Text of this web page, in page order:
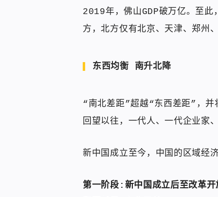
2019年，佛山GDP破万亿。至
方，北方仅有北京、天津、郑州
东西均衡 南升北降
“南北差距”超越“东西差距”，
回望以往，一代人、一代企业家
新中国成立至今，中国的区域经
第一阶段:新中国成立后至改革